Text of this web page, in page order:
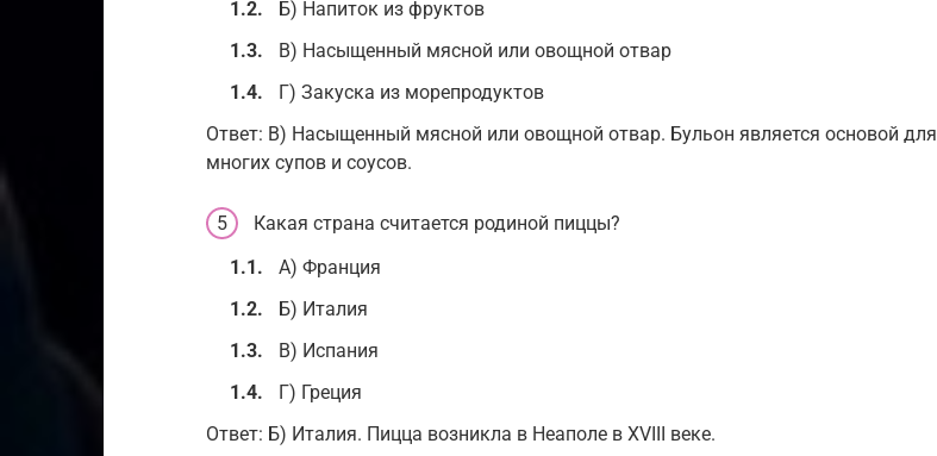
Б) Напиток из фруктов
В) Насыщенный мясной или овощной отвар
Г) Закуска из морепродуктов
Ответ: В) Насыщенный мясной или овощной отвар. Бульон является основой для
многих супов и соусов.
Какая страна считается родиной пиццы?
А) Франция
Б) Италия
В) Испания
Г) Греция
Ответ: Б) Италия. Пицца возникла в Неаполе в XVIII веке.